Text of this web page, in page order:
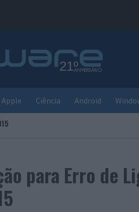
Apple Ciência Android
para Erro de